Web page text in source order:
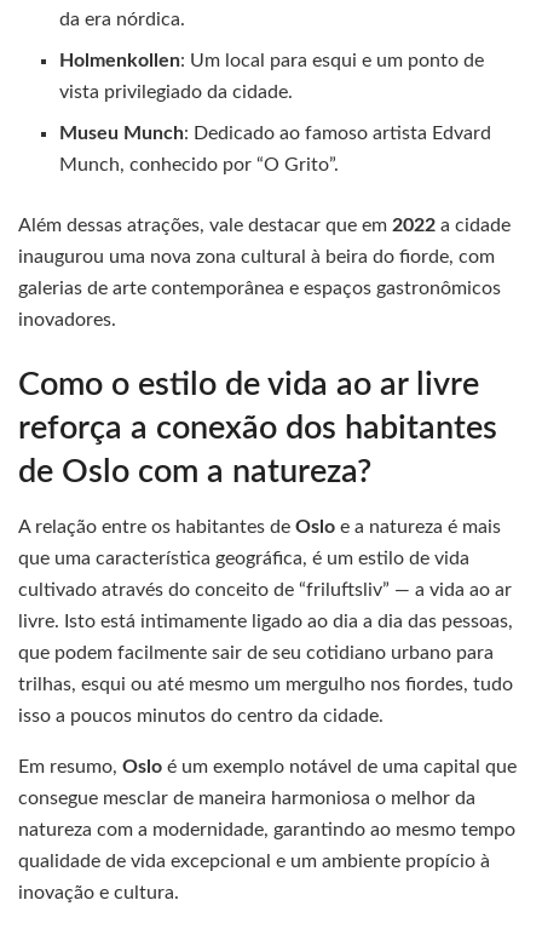
da era nórdica.
Holmenkollen: Um local para esqui e um ponto de
vista privilegiado da cidade.
Museu Munch: Dedicado ao famoso artista Edvard
Munch, conhecido por “O Grito”.
Além dessas atrações, vale destacar que em 2022 a cidade
inaugurou uma nova zona cultural à beira do fiorde, com
galerias de arte contemporânea e espaços gastronômicos
inovadores.
Como o estilo de vida ao ar livre
reforça a conexão dos habitantes
de Oslo com a natureza?
A relação entre os habitantes de Oslo e a natureza é mais
que uma característica geográfica, é um estilo de vida
cultivado através do conceito de “friluftsliv” — a vida ao ar
livre. Isto está intimamente ligado ao dia a dia das pessoas,
que podem facilmente sair de seu cotidiano urbano para
trilhas, esqui ou até mesmo um mergulho nos fiordes, tudo
isso a poucos minutos do centro da cidade.
Em resumo, Oslo é um exemplo notável de uma capital que
consegue mesclar de maneira harmoniosa o melhor da
natureza com a modernidade, garantindo ao mesmo tempo
qualidade de vida excepcional e um ambiente propício à
inovação e cultura.